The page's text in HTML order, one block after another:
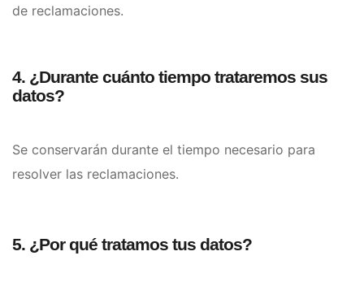
de reclamaciones.
4. ¿Durante cuánto tiempo trataremos sus
datos?
Se conservarán durante el tiempo necesario para
resolver las reclamaciones.
5. ¿Por qué tratamos tus datos?